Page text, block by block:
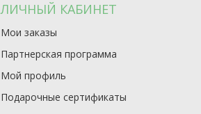
ЛИЧНЫЙ КАБИНЕТ
Мои заказы
Партнерская программа
Мой профиль
Подарочные сертификаты